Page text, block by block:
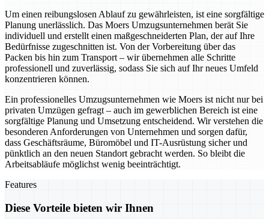
Um einen reibungslosen Ablauf zu gewährleisten, ist eine sorgfältige
Planung unerlässlich. Das Moers Umzugsunternehmen berät Sie
individuell und erstellt einen maßgeschneiderten Plan, der auf Ihre
Bedürfnisse zugeschnitten ist. Von der Vorbereitung über das
Packen bis hin zum Transport – wir übernehmen alle Schritte
professionell und zuverlässig, sodass Sie sich auf Ihr neues Umfeld
konzentrieren können.
Ein professionelles Umzugsunternehmen wie Moers ist nicht nur bei
privaten Umzügen gefragt – auch im gewerblichen Bereich ist eine
sorgfältige Planung und Umsetzung entscheidend. Wir verstehen die
besonderen Anforderungen von Unternehmen und sorgen dafür,
dass Geschäftsräume, Büromöbel und IT-Ausrüstung sicher und
pünktlich an den neuen Standort gebracht werden. So bleibt die
Arbeitsabläufe möglichst wenig beeinträchtigt.
Features
Diese Vorteile bieten wir Ihnen